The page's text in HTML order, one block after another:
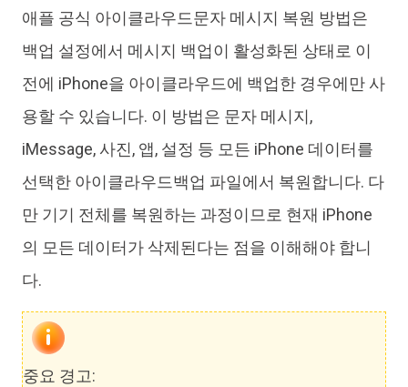
애플 공식 아이클라우드문자 메시지 복원 방법은
백업 설정에서 메시지 백업이 활성화된 상태로 이
전에 iPhone을 아이클라우드에 백업한 경우에만 사
용할 수 있습니다. 이 방법은 문자 메시지,
iMessage, 사진, 앱, 설정 등 모든 iPhone 데이터를
선택한 아이클라우드백업 파일에서 복원합니다. 다
만 기기 전체를 복원하는 과정이므로 현재 iPhone
의 모든 데이터가 삭제된다는 점을 이해해야 합니
다.
중요 경고: